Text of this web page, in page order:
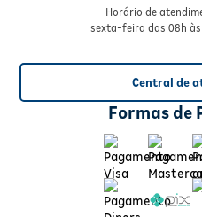
Horário de
sexta-feira das 08h
Central de
Formas de